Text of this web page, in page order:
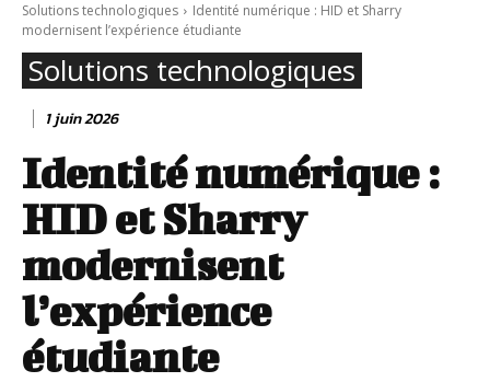
Solutions technologiques
Identité numérique : HID et Sharry
modernisent l’expérience étudiante
Solutions technologiques
1 juin 2026
Identité numérique :
HID et Sharry
modernisent
l’expérience
étudiante